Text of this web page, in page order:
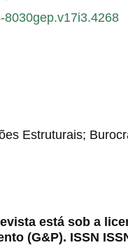
8030gep.v17i3.4268
Estruturais;
está sob a
(G&P). ISSN